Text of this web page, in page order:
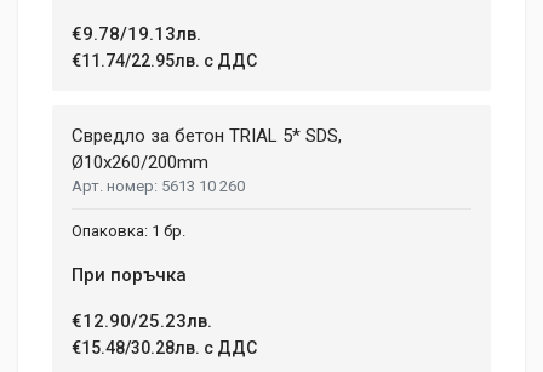
€9.78/19.13лв.
€11.74/22.95лв. с ДДС
Свредло за бетон TRIAL 5* SDS,
Ø10х260/200mm
5613 10 260
1 бр.
При поръчка
€12.90/25.23лв.
€15.48/30.28лв. с ДДС